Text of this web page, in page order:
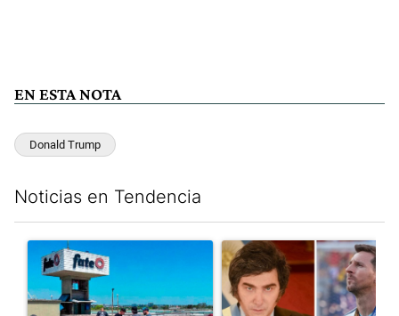
EN ESTA NOTA
Donald Trump
Noticias en Tendencia
Un artículo de tendencia con el título "Récord histórico de
Un artículo de tendencia con